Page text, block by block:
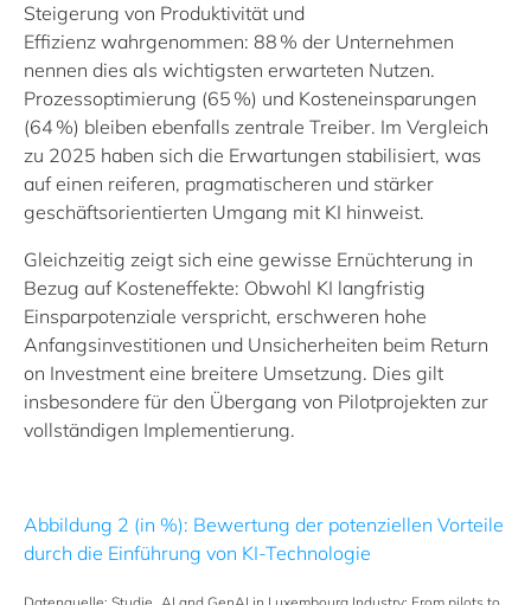
Steigerung von Produktivität und
Effizienz wahrgenommen: 88 % der Unternehmen
nennen dies als wichtigsten erwarteten Nutzen.
Prozessoptimierung (65 %) und Kosteneinsparungen
(64 %) bleiben ebenfalls zentrale Treiber. Im Vergleich
zu 2025 haben sich die Erwartungen stabilisiert, was
auf einen reiferen, pragmatischeren und stärker
geschäftsorientierten Umgang mit KI hinweist.
Gleichzeitig zeigt sich eine gewisse Ernüchterung in
Bezug auf Kosteneffekte: Obwohl KI langfristig
Einsparpotenziale verspricht, erschweren hohe
Anfangsinvestitionen und Unsicherheiten beim Return
on Investment eine breitere Umsetzung. Dies gilt
insbesondere für den Übergang von Pilotprojekten zur
vollständigen Implementierung.
Abbildung 2 (in %): Bewertung der potenziellen Vorteile
durch die Einführung von KI-Technologie